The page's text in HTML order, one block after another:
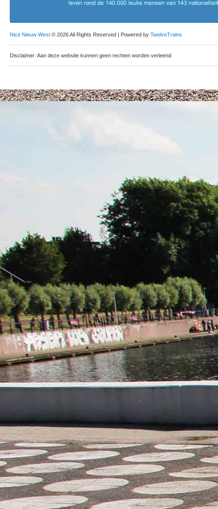
Nice Nieuw West © 2026 All Rights Reserved | Powered by TwelveTrains
Disclaimer: Aan deze website kunnen geen rechten worden verleend